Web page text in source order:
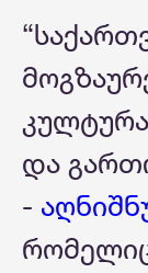
და
-